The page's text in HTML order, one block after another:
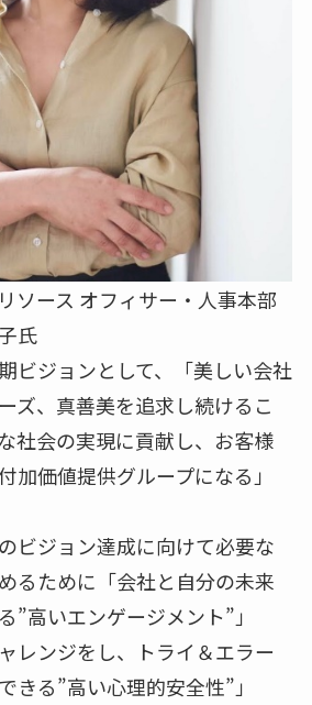
ソース オフィサー・人事本部
氏
ビジョンとして、「美しい会社
ズ、真善美を追求し続けるこ
社会の実現に貢献し、お客様
加価値提供グループになる」
ビジョン達成に向けて必要な
るために「会社と自分の未来
”高いエンゲージメント”」
レンジをし、トライ＆エラー
きる”高い心理的安全性”」